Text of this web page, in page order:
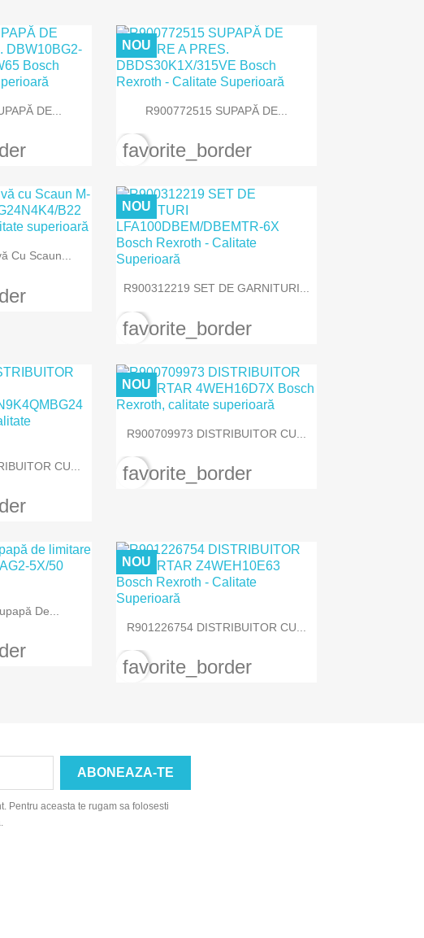
rapida
DE...  Vizualizare rapida
R900772515 SUPAPĂ DE...
NOU
favorite_border
rapida
Cu Scaun...
 Vizualizare rapida
R900312219 SET DE GARNITURI...
NOU
favorite_border
rapidaCU...
 Vizualizare rapida
R900709973 DISTRIBUITOR CU...
NOU
favorite_border
rapida
De...
 Vizualizare rapida
R901226754 DISTRIBUITOR CU...
NOU
favorite_border
Pentru aceasta te rugam sa folosesti